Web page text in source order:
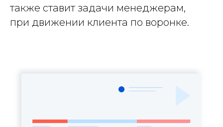
также ставит задачи менеджерам,
при движении клиента по воронке.